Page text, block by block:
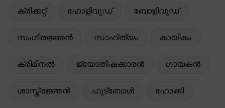
ക്രിക്കറ്റ് ഹോളിവുഡ് ബോളിവുഡ്
സംഗീതജ്ഞൻ സാഹിത്യം കായികം
ക്രിമിനൽ ജ്യോതിഷക്കാരൻ ഗായകൻ
ശാസ്ത്രജ്ഞൻ ഫുട്ബോൾ ഹോക്കി